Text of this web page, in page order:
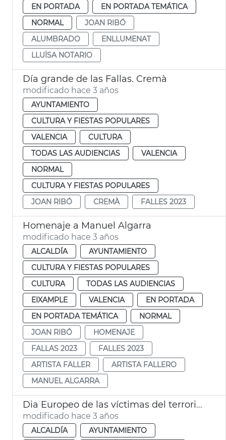
EN PORTADA
EN PORTADA TEMÁTICA
NORMAL
JOAN RIBÓ
ALUMBRADO
ENLLUMENAT
LLUÏSA NOTARIO
Día grande de las Fallas. Cremà
modificado hace 3 años
AYUNTAMIENTO
CULTURA Y FIESTAS POPULARES
VALENCIA
CULTURA
TODAS LAS AUDIENCIAS
VALENCIA
NORMAL
CULTURA Y FIESTAS POPULARES
JOAN RIBÓ
CREMÀ FALLES 2023
Homenaje a Manuel Algarra
modificado hace 3 años
ALCALDÍA
AYUNTAMIENTO
CULTURA Y FIESTAS POPULARES
CULTURA
TODAS LAS AUDIENCIAS
EIXAMPLE
VALENCIA
EN PORTADA
EN PORTADA TEMÁTICA
NORMAL
JOAN RIBÓ
HOMENAJE
FALLAS 2023
FALLES 2023
ARTISTA FALLER
ARTISTA FALLERO
MANUEL ALGARRA
Dia Europeo de las víctimas del terrorismo
modificado hace 3 años
ALCALDÍA
AYUNTAMIENTO